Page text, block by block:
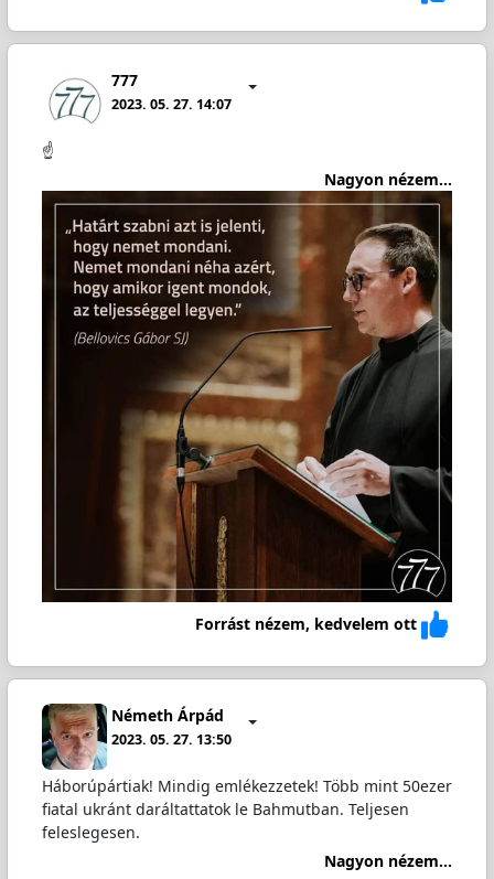
777
2023. 05. 27. 14:07
☝️
Nagyon nézem...
Forrást nézem, kedvelem ott
Németh Árpád
2023. 05. 27. 13:50
Háborúpártiak! Mindig emlékezzetek! Több mint 50ezer
fiatal ukránt daráltattatok le Bahmutban. Teljesen
feleslegesen.
Nagyon nézem...